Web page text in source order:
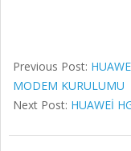
Previous Post:
MODEM KURULUMU
Next Post: HUAWEİ